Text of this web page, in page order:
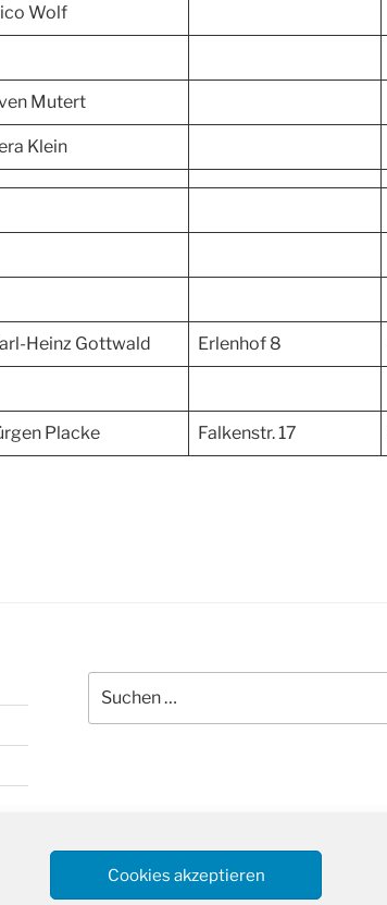
Cookies akzeptieren
Wolf
Mutert
Klein
Heinz Gottwald Erlenhof 8
Placke Falkenstr. 17
nach: